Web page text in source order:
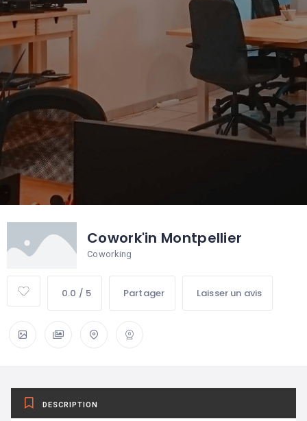
Cowork'in Montpellier
Coworking
0.0 / 5 Partager Laisser un avis
DESCRIPTION